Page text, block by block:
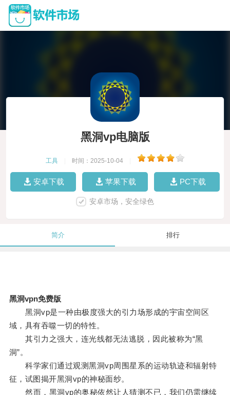
黑洞vp电脑版
工具 时间：2025-10-04
安卓下载 苹果下载 PC下载
安卓市场，安全绿色
简介 排行
黑洞vpn免费版
黑洞vp是一种由极度强大的引力场形成的宇宙空间区
域，具有吞噬一切的特性。
其引力之强大，连光线都无法逃脱，因此被称为“黑
洞”。
科学家们通过观测黑洞vp周围星系的运动轨迹和辐射特
征，试图揭开黑洞vp的神秘面纱。
然而，黑洞vp的奥秘依然让人猜测不已，我们仍需继续